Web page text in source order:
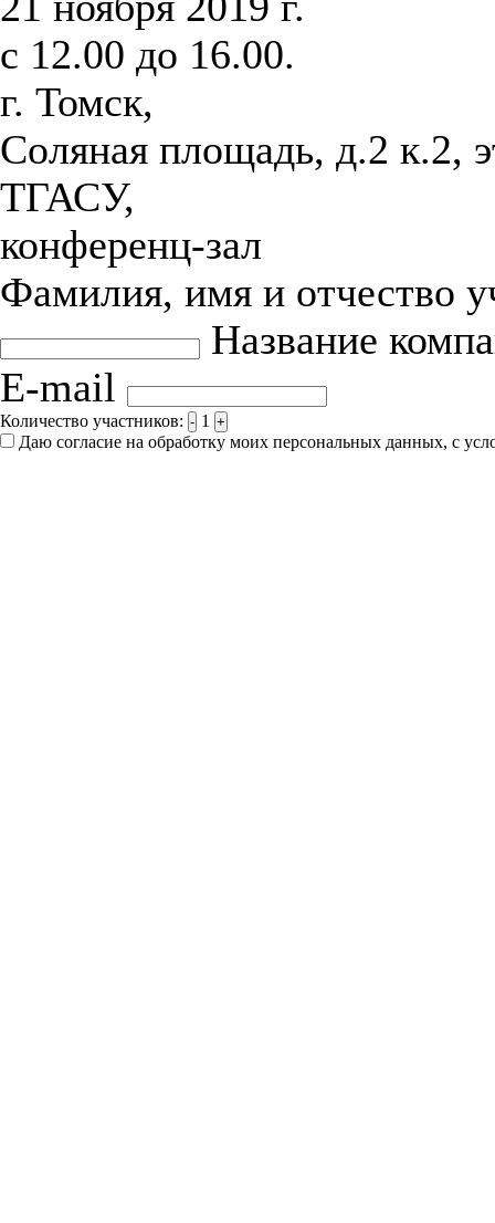
с 12.00 до 16.00.
г. Томск,
Соляная площадь, д.2 к.2,
ТГАСУ,
конференц-зал
Фамилия, имя и отчество
Название
E-mail
Количество участников: - 1 +
Даю согласие на обработку моих персональных данных, с